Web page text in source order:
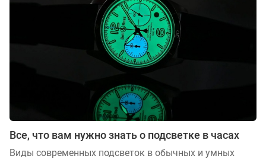
Все, что вам нужно знать о подсветке в часах
Виды современных подсветок в обычных и умных